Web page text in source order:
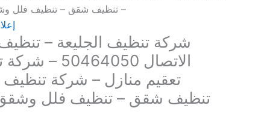
– تنظيف شقق – تنظيف فلل
شركة تنظيف الجليعة –
الاتصال
تعقيم منازل – شركة
تنظيف شقق – تنظيف فلل